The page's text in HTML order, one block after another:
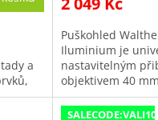
a
je
z
5
hvězdiček.
Puškohled
Iluminium je
nastavitelným
objektivem 40
přesné míření na